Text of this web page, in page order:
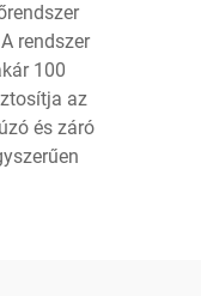
rendszer
100
az
és záró